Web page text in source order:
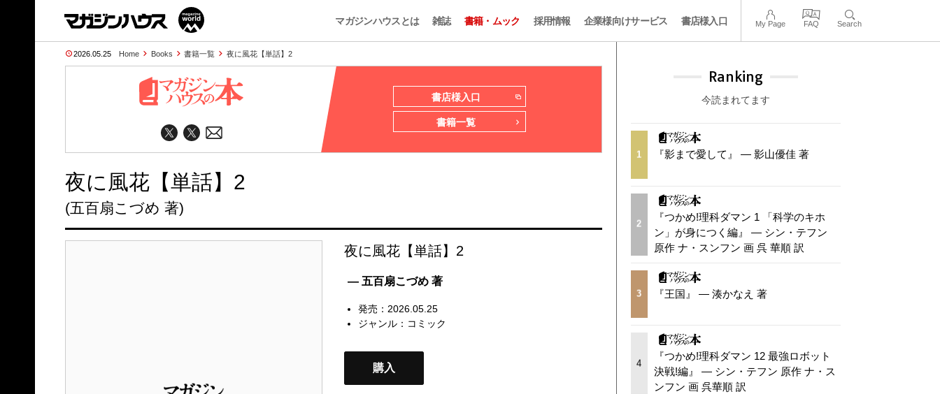
マガジンハウスとは 雑誌 書籍・ムック 採用情報 企業様向けサービス 書店様入口 My Page FAQ Search
2026.05.25 Home Books 書籍一覧 夜に風花【単話】2
書店様入口
書籍一覧
夜に風花【単話】2
(五百扇こづめ 著)
夜に風花【単話】2
— 五百扇こづめ 著
発売：2026.05.25
ジャンル： コミック
購入
Ranking
今読まれてます
1 『影まで愛して』 — 影山優佳 著
2
『つかめ!理科ダマン 1 「科学のキホ
ン」が身につく編』 — シン・テフン
原作 ナ・スンフン 画 呉 華順 訳
3 『王国』 — 湊かなえ 著
4
『つかめ!理科ダマン 12 最強ロボット
決戦!編』 — シン・テフン 原作 ナ・ス
ンフン 画 呉華順 訳